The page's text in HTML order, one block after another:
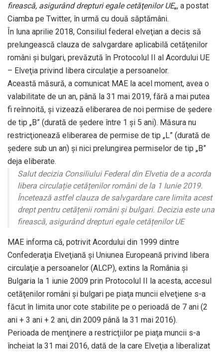
firească, asigurând drepturi egale cetăţenilor UE„, a postat
Ciamba pe Twitter, în urmă cu două săptămâni.
În luna aprilie 2018, Consiliul federal elveţian a decis să
prelungească clauza de salvgardare aplicabilă cetăţenilor
români şi bulgari, prevăzută în Protocolul II al Acordului UE
– Elveţia privind libera circulaţie a persoanelor.
Această măsură, a comunicat MAE la acel moment, avea o
valabilitate de un an, până la 31 mai 2019, fără a mai putea
fi reînnoită, şi vizează eliberarea de noi permise de şedere
de tip „B” (durată de şedere între 1 şi 5 ani). Măsura nu
restricţionează eliberarea de permise de tip „L” (durată de
şedere sub un an) şi nici prelungirea permiselor de tip „B”
deja eliberate.
Salut decizia Consiliului Federal din Elvetia de a acorda
libera circulație cetățenilor români de la 1 Iunie 2019.
Încetează astfel clauza de salvgardare care limita acest
drept pentru cetățenii români și bulgari. Decizia este una
firească, asigurând drepturi egale cetățenilor UE
MAE informa că, potrivit Acordului din 1999 dintre
Confederaţia Elveţiană şi Uniunea Europeană privind libera
circulaţie a persoanelor (ALCP), extins la România şi
Bulgaria la 1 iunie 2009 prin Protocolul II la acesta, accesul
cetăţenilor români şi bulgari pe piaţa muncii elveţiene s-a
făcut în limita unor cote stabilite pe o perioadă de 7 ani (2
ani + 3 ani + 2 ani, din 2009 până la 31 mai 2016).
Perioada de menţinere a restricţiilor pe piaţa muncii s-a
încheiat la 31 mai 2016, dată de la care Elveţia a liberalizat